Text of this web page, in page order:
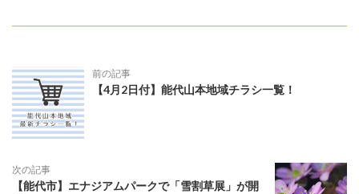
前の記事
【4月2日付】能代山本地域チラシ一覧！
次の記事
【能代市】エナジアムパークで「雪割草展」が開